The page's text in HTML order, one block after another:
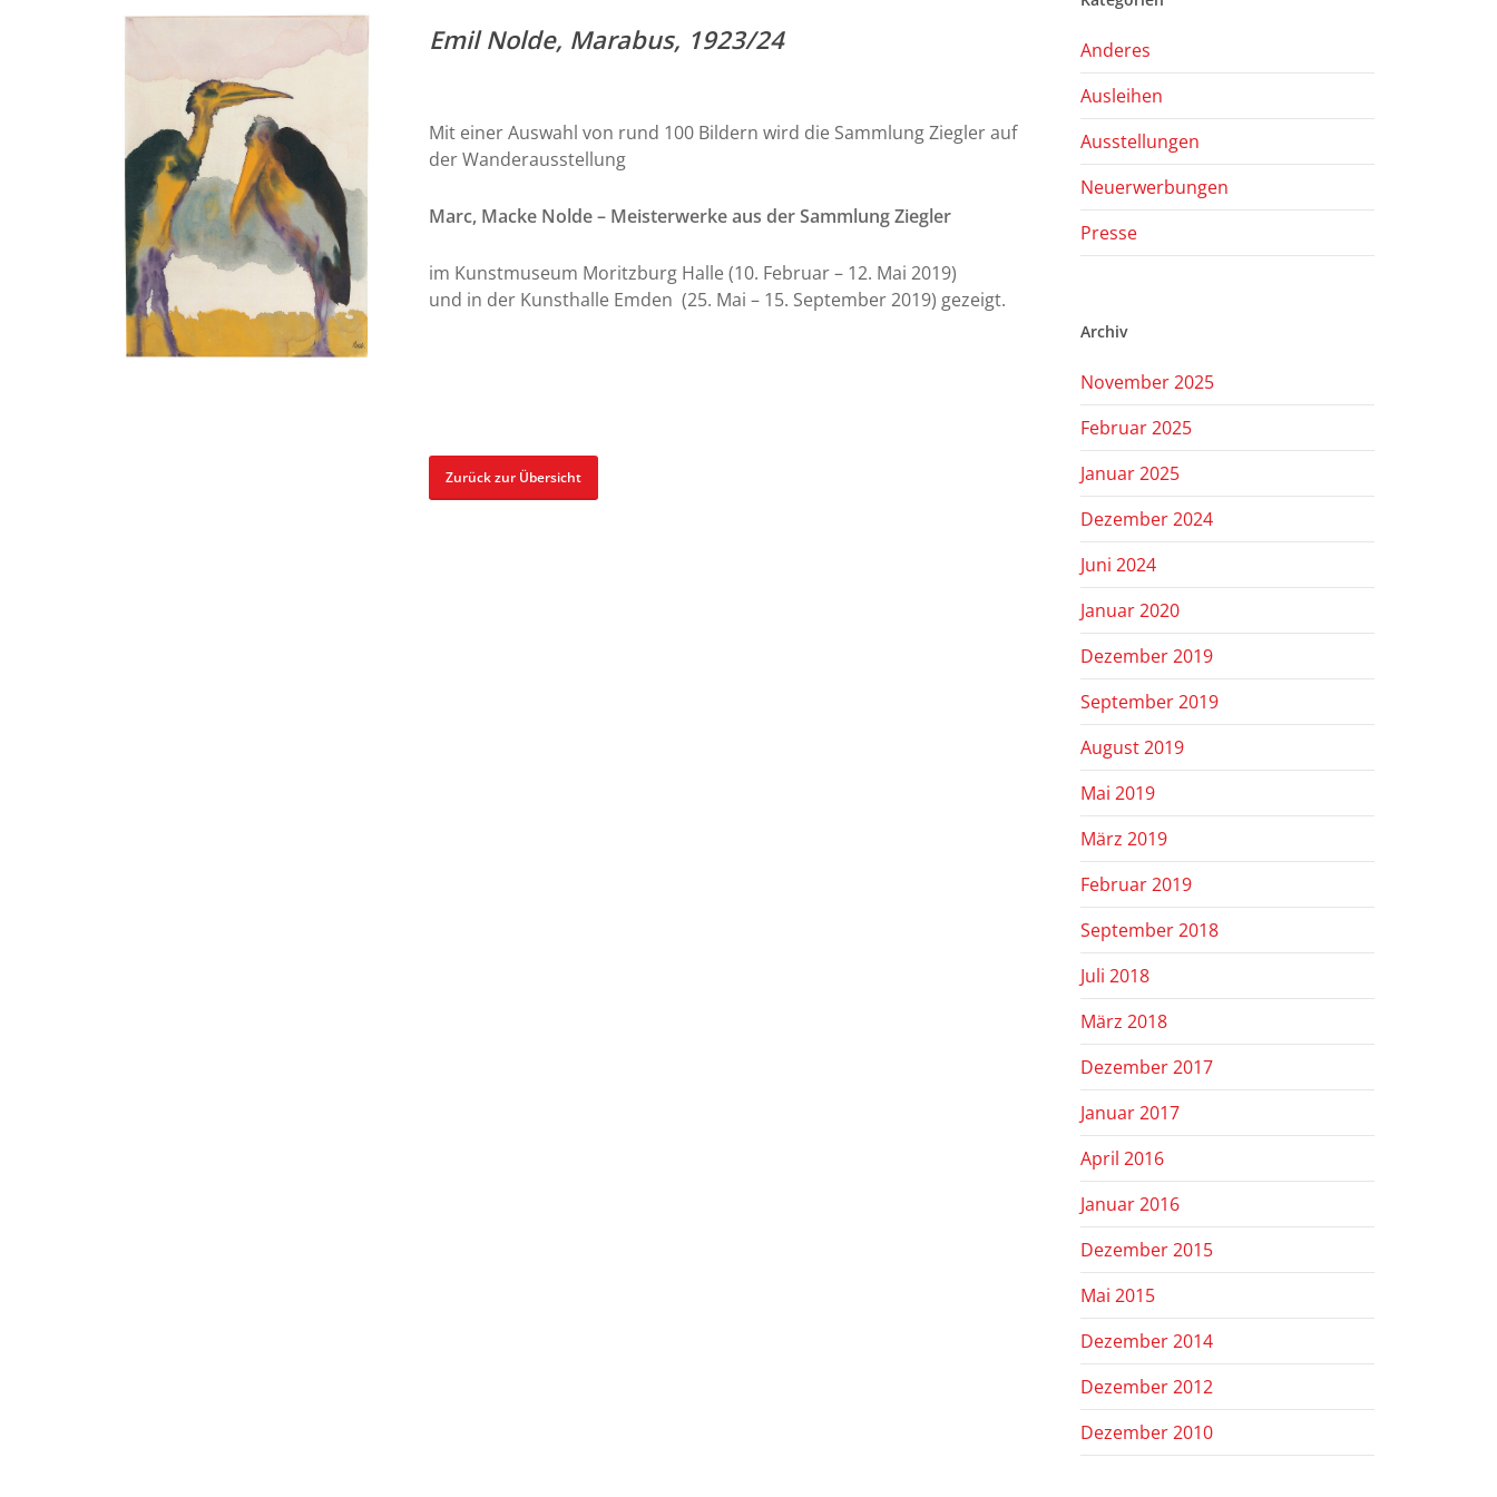
Emil Nolde, Marabus, 1923/24
Mit einer Auswahl von rund 100 Bildern wird die Sammlung Ziegler auf
der Wanderausstellung
Marc, Macke Nolde – Meisterwerke aus der Sammlung Ziegler
im Kunstmuseum Moritzburg Halle (10. Februar – 12. Mai 2019)
und in der Kunsthalle Emden (25. Mai – 15. September 2019) gezeigt.
Zurück zur Übersicht
Anderes
Ausleihen
Ausstellungen
Neuerwerbungen
Presse
Archiv
November 2025
Februar 2025
Januar 2025
Dezember 2024
Juni 2024
Januar 2020
Dezember 2019
September 2019
August 2019
Mai 2019
März 2019
Februar 2019
September 2018
Juli 2018
März 2018
Dezember 2017
Januar 2017
April 2016
Januar 2016
Dezember 2015
Mai 2015
Dezember 2014
Dezember 2012
Dezember 2010